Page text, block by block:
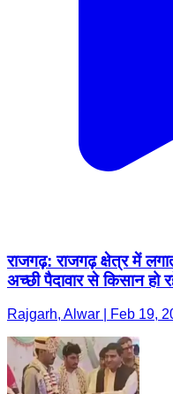
राजगढ़: राजगढ़ क्षेत्र में
अच्छी पैदावार से किसान हो
Rajgarh, Alwar | Feb 19,